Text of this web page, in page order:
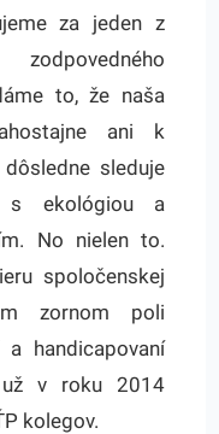
za jeden z
to, že naša
ani k
sleduje
s ekológiou a
No nielen to.
spoločenskej
zornom poli
a handicapovaní
už v roku 2014
kolegov.